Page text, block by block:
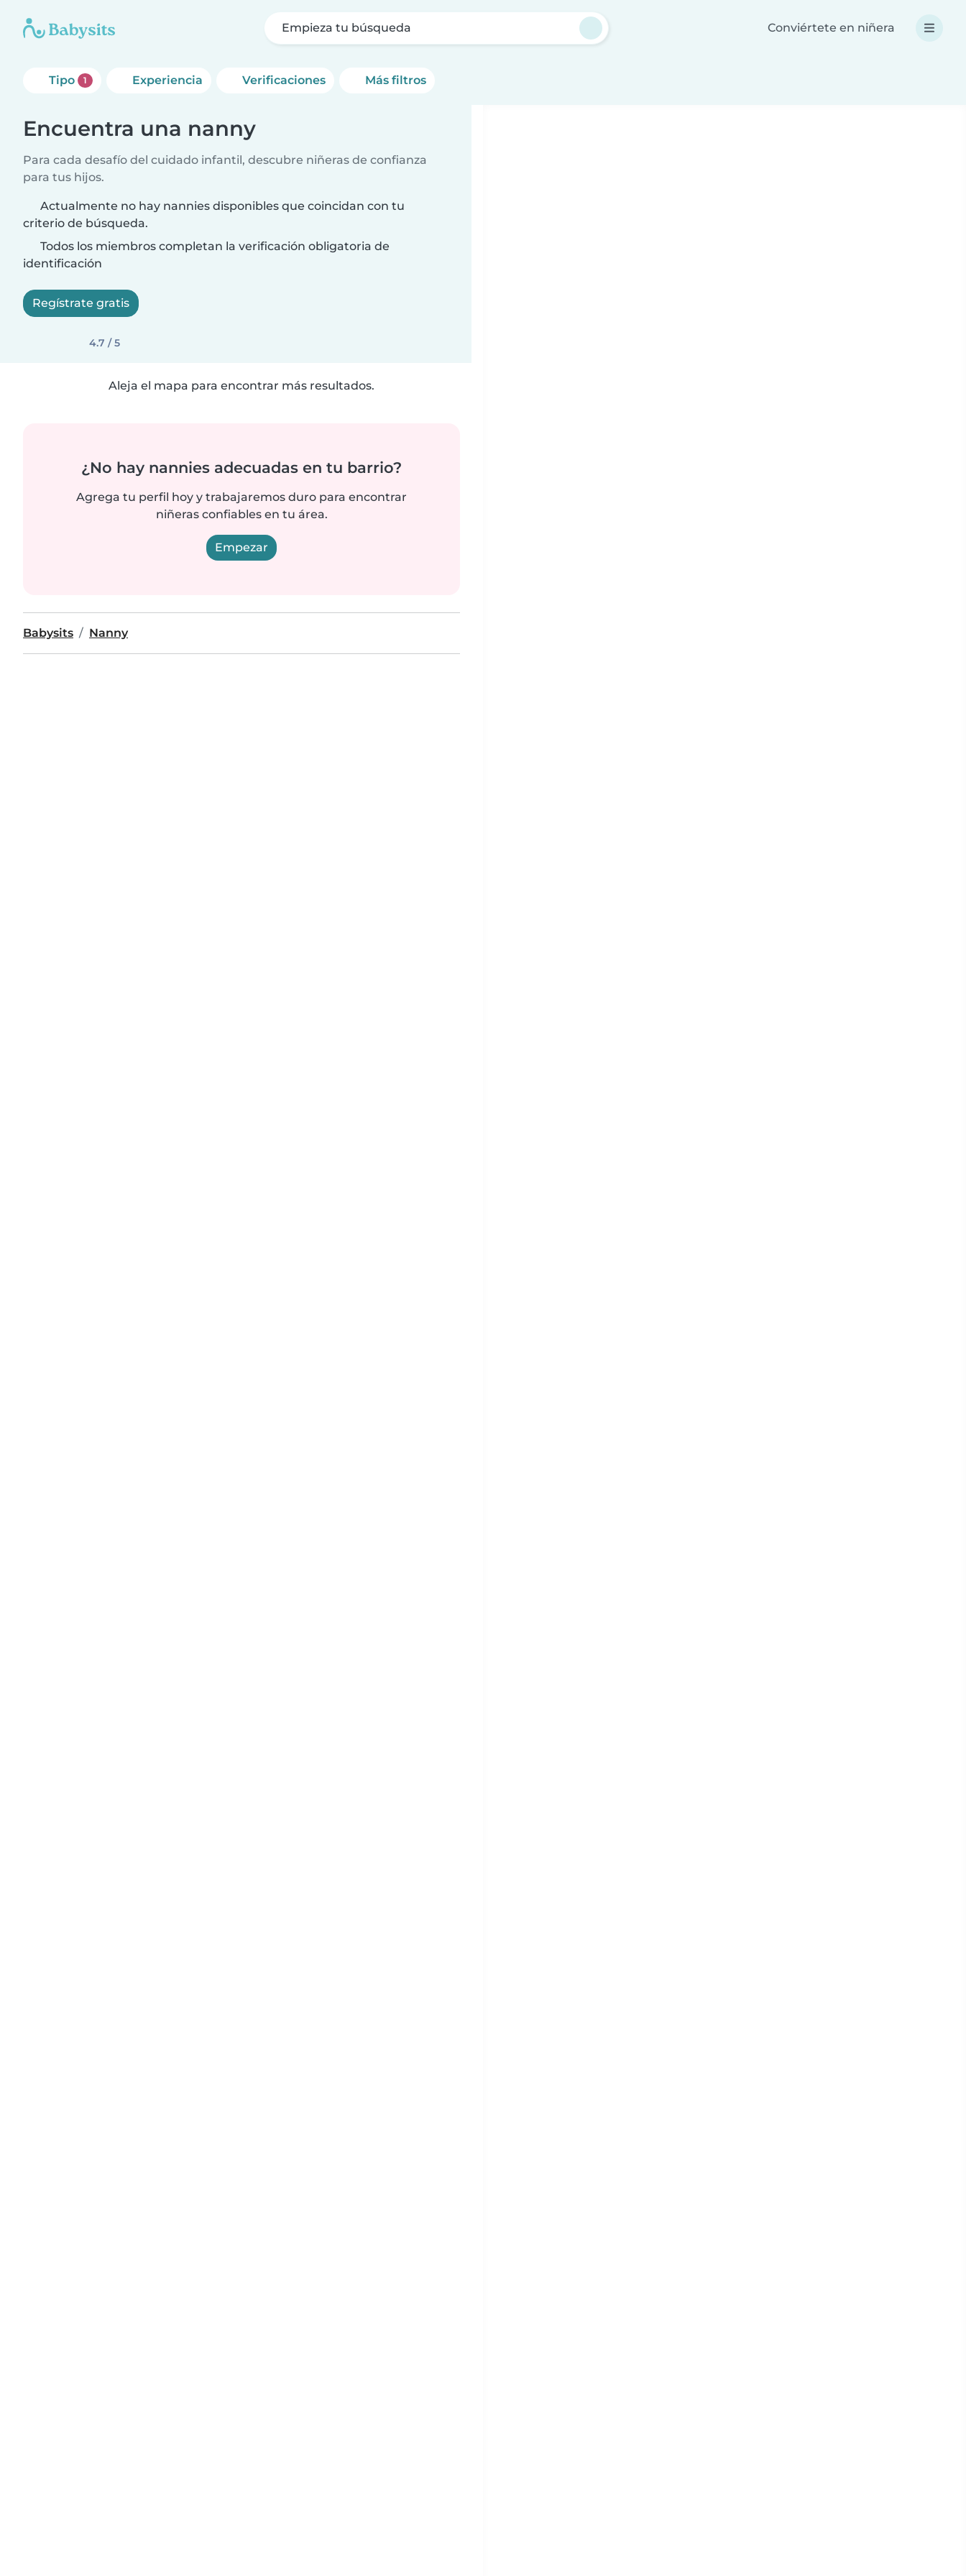
Empieza tu búsqueda Conviértete en niñera
Tipo 1 Experiencia Verificaciones Más filtros
Encuentra una nanny
Para cada desafío del cuidado infantil, descubre niñeras de confianza
para tus hijos.
Actualmente no hay nannies disponibles que coincidan con tu
criterio de búsqueda.
Todos los miembros completan la verificación obligatoria de
identificación
Regístrate gratis
4.7 / 5
Aleja el mapa para encontrar más resultados.
¿No hay nannies adecuadas en tu barrio?
Agrega tu perfil hoy y trabajaremos duro para encontrar
niñeras confiables en tu área.
Empezar
Babysits Nanny